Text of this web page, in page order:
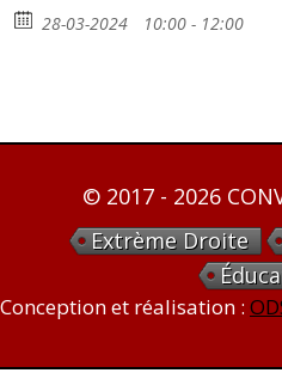
28-03-2024 10:00 - 12:00
© 2017 - 2026
Extrème Droite
Conception et réalisation :